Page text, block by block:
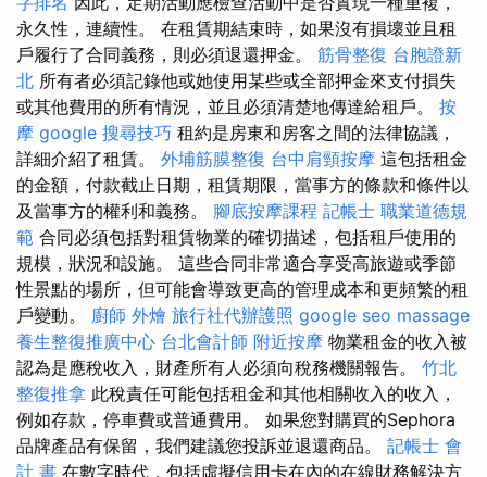
永久性，連續性。 在租賃期結束時，如果沒有損壞並且租
戶履行了合同義務，則必須退還押金。 筋骨整復 台胞證新
北 所有者必須記錄他或她使用某些或全部押金來支付損失
或其他費用的所有情況，並且必須清楚地傳達給租戶。 按
摩 google 搜尋技巧 租約是房東和房客之間的法律協議，
詳細介紹了租賃。 外埔筋膜整復 台中肩頸按摩 這包括租金
的金額，付款截止日期，租賃期限，當事方的條款和條件以
及當事方的權利和義務。 腳底按摩課程 記帳士 職業道德規
範 合同必須包括對租賃物業的確切描述，包括租戶使用的
規模，狀況和設施。 這些合同非常適合享受高旅遊或季節
性景點的場所，但可能會導致更高的管理成本和更頻繁的租
戶變動。 廚師 外燴 旅行社代辦護照 google seo massage
養生整復推廣中心 台北會計師 附近按摩 物業租金的收入被
認為是應稅收入，財產所有人必須向稅務機關報告。 竹北
整復推拿 此稅責任可能包括租金和其他相關收入的收入，
例如存款，停車費或普通費用。 如果您對購買的Sephora
品牌產品有保留，我們建議您投訴並退還商品。 記帳士 會
計 書 在數字時代，包括虛擬信用卡在內的在線財務解決方